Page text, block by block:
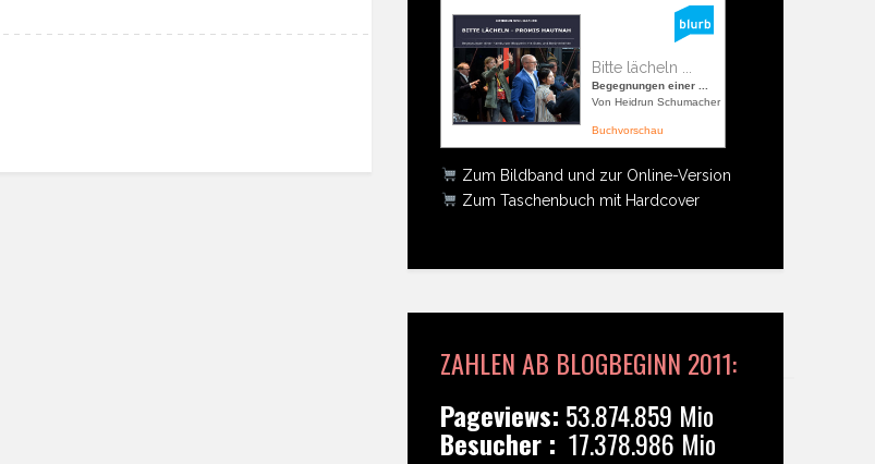
Bitte lächeln ...
Begegnungen einer ...
Von Heidrun Schumacher
Buchvorschau
Zum Bildband und zur Online-Version
Zum Taschenbuch mit Hardcover
ZAHLEN AB BLOGBEGINN 2011:
Pageviews: 53.874.859 Mio
Besucher : 17.378.986 Mio